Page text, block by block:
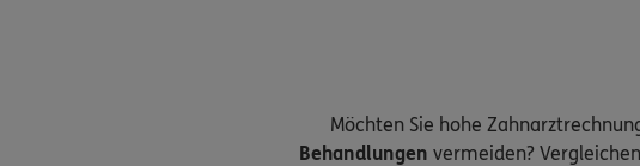
Möchten Sie hohe
Behandlungen vermeiden?